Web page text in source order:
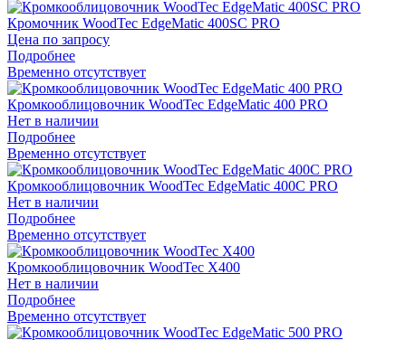
Кромочник WoodTec EdgeMatic 400SС PRO
Цена по запросу
Подробнее
Временно отсутствует
Кромкооблицовочник WoodTec EdgeMatic 400 PRO
Нет в наличии
Подробнее
Временно отсутствует
Кромкооблицовочник WoodTec EdgeMatic 400C PRO
Нет в наличии
Подробнее
Временно отсутствует
Кромкооблицовочник WoodTec X400
Нет в наличии
Подробнее
Временно отсутствует